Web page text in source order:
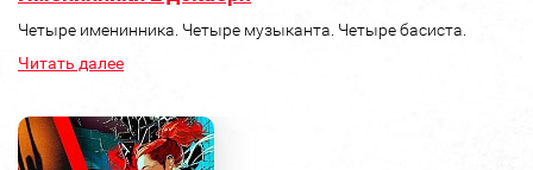
Четыре именинника. Четыре музыканта. Четыре басиста.
Читать далее